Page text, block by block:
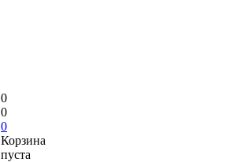
0
0
0
Корзина
пуста